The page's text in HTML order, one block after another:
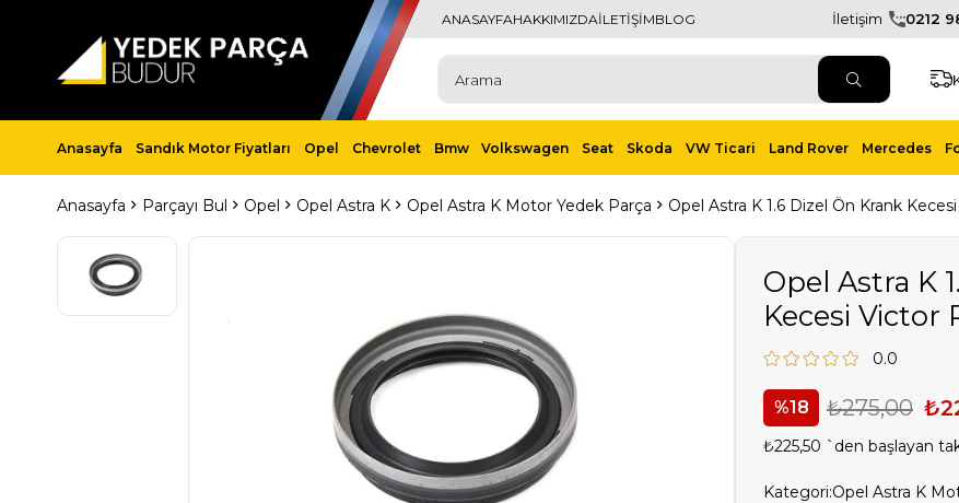
ANASAYFAHAKKIMIZDAİLETİŞİMBLOG İletişim 0212
Anasayfa Sandık Motor Fiyatları Opel Chevrolet Bmw Volkswagen Seat Skoda VW Ticari Land Rover Mercedes
Anasayfa Parçayı Bul Opel Opel Astra K Opel Astra K Motor Yedek Parça Opel Astra K 1.6 Dizel Ön Krank
Opel Astra K
Kecesi Victor
0.0
18 ₺275,00
₺225,50 `den başlayan
Kategori:Opel Astra K